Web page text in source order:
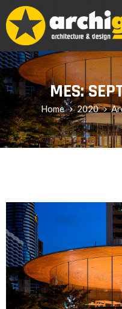
MES:
Home 2020